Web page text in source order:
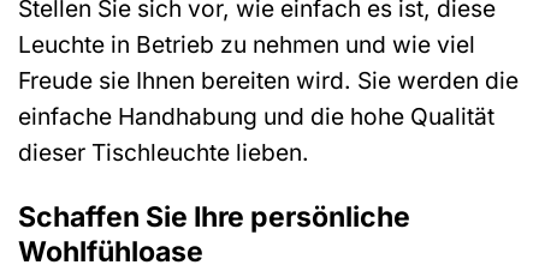
Stellen Sie sich vor, wie einfach es ist, diese
Leuchte in Betrieb zu nehmen und wie viel
Freude sie Ihnen bereiten wird. Sie werden die
einfache Handhabung und die hohe Qualität
dieser Tischleuchte lieben.
Schaffen Sie Ihre persönliche
Wohlfühloase